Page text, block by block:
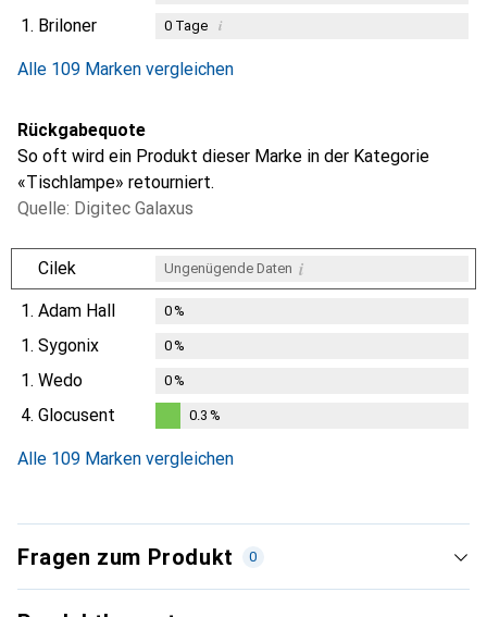
1. Briloner 0Tage i
Alle 109 Marken vergleichen
Rückgabequote
So oft wird ein Produkt dieser Marke in der Kategorie
«Tischlampe» retourniert.
Quelle: Digitec Galaxus
Cilek Ungenügende Daten i
1. Adam Hall 0%
1. Sygonix 0%
1. Wedo 0%
4. Glocusent 0.3 %
Alle 109 Marken vergleichen
Fragen zum Produkt 0